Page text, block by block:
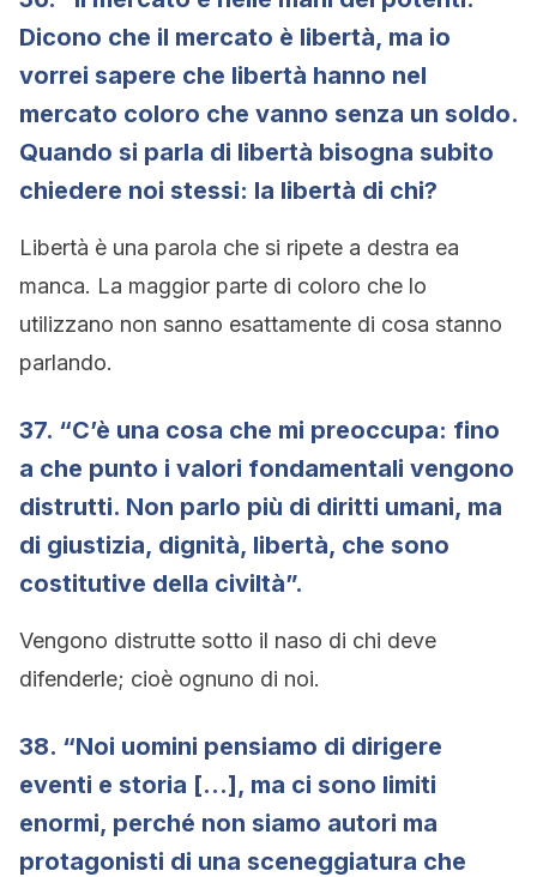
Dicono che il mercato è libertà, ma io
vorrei sapere che libertà hanno nel
mercato coloro che vanno senza un soldo.
Quando si parla di libertà bisogna subito
chiedere noi stessi: la libertà di chi?
Libertà è una parola che si ripete a destra ea
manca. La maggior parte di coloro che lo
utilizzano non sanno esattamente di cosa stanno
parlando.
37. “C’è una cosa che mi preoccupa: fino
a che punto i valori fondamentali vengono
distrutti. Non parlo più di diritti umani, ma
di giustizia, dignità, libertà, che sono
costitutive della civiltà”.
Vengono distrutte sotto il naso di chi deve
difenderle; cioè ognuno di noi.
38. “Noi uomini pensiamo di dirigere
eventi e storia […], ma ci sono limiti
enormi, perché non siamo autori ma
protagonisti di una sceneggiatura che